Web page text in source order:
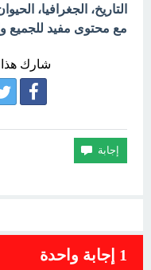
التاريخ، الجغرافيا،
مع محتوى مفيد للجميع
شارك
1 إجابة واحدة